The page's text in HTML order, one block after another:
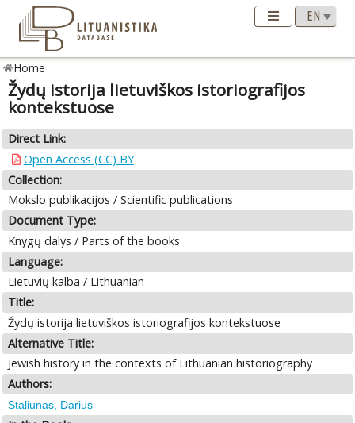
Home
Žydų istorija lietuviškos istoriografijos
kontekstuose
Direct Link:
Open Access (CC) BY
Collection:
Mokslo publikacijos / Scientific publications
Document Type:
Knygų dalys / Parts of the books
Language:
Lietuvių kalba / Lithuanian
Title:
Žydų istorija lietuviškos istoriografijos kontekstuose
Alternative Title:
Jewish history in the contexts of Lithuanian historiography
Authors:
Staliūnas, Darius